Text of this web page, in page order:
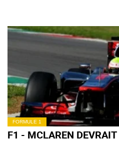
FORMULE 1
F1 - MCLAREN